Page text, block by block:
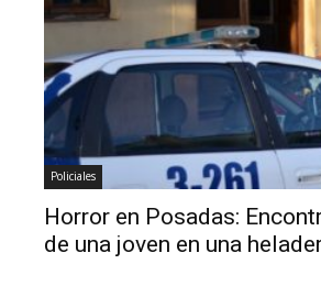
Policiales
Horror en Posadas:
de una joven en una